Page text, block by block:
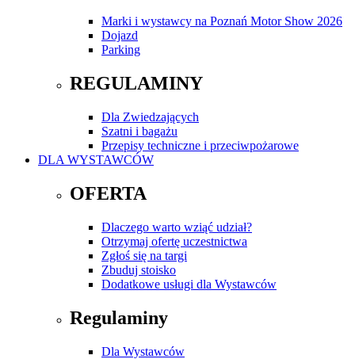
Marki i wystawcy na Poznań Motor Show 2026
Dojazd
Parking
REGULAMINY
Dla Zwiedzających
Szatni i bagażu
Przepisy techniczne i przeciwpożarowe
DLA WYSTAWCÓW
OFERTA
Dlaczego warto wziąć udział?
Otrzymaj ofertę uczestnictwa
Zgłoś się na targi
Zbuduj stoisko
Dodatkowe usługi dla Wystawców
Regulaminy
Dla Wystawców